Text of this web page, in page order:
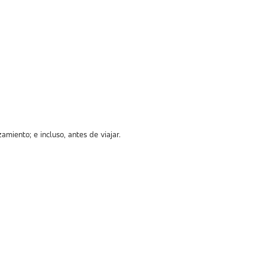
e incluso, antes de viajar.